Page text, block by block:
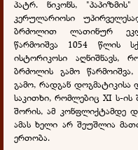
პატრ. ნიკონს,
კერულარიოსი
ბრძოლით ლათინურ
წარმოიშვა 1054 წლის
ისტორიკოსი
ბრძოლის გამო წარმოიშვა,
გამო, რადგან დოგმატიკისა
საკითხი, რომლებიც XI ს-ის
შორის, ამ კონფლიქტამდე
ამას ხელი არ შეუშლია
ერთობა.